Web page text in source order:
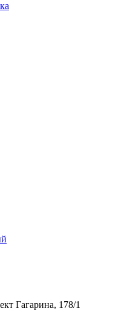
Гагарина, 178/1